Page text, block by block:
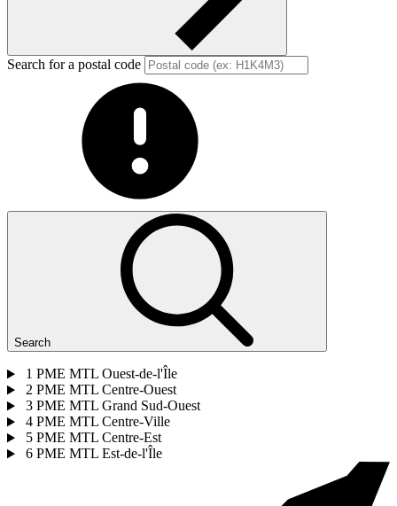
Search for a postal code
Search
1 PME MTL Ouest-de-l'Île
2 PME MTL Centre-Ouest
3 PME MTL Grand Sud-Ouest
4 PME MTL Centre-Ville
5 PME MTL Centre-Est
6 PME MTL Est-de-l'Île